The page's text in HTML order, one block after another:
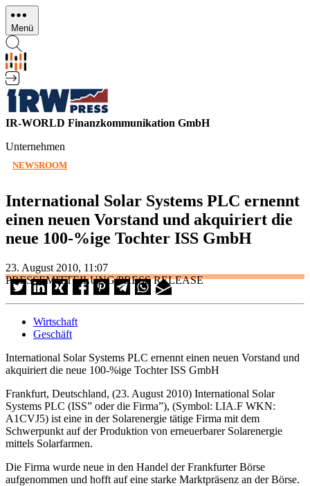
Direkt
zum
Inhalt
Menü
IR-WORLD Finanzkommunikation GmbH
Unternehmen
NEWSROOM
International Solar Systems PLC ernennt
einen neuen Vorstand und akquiriert die
neue 100-%ige Tochter ISS GmbH
23. August 2010, 11:07
PRESSEMITTEILUNG/PRESS RELEASE
Wirtschaft
Geschäft
International Solar Systems PLC ernennt einen neuen Vorstand und
akquiriert die neue 100-%ige Tochter ISS GmbH
Frankfurt, Deutschland, (23. August 2010) International Solar
Systems PLC (ISS” oder die Firma”), (Symbol: LIA.F WKN:
A1CVJ5) ist eine in der Solarenergie tätige Firma mit dem
Schwerpunkt auf der Produktion von erneuerbarer Solarenergie
mittels Solarfarmen.
Die Firma wurde neue in den Handel der Frankfurter Börse
aufgenommen und hofft auf eine starke Marktpräsenz an der Börse.